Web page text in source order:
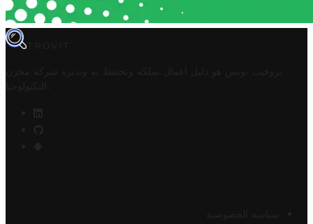
TROVIT
تروفيت تونس هو دليل أعمال تملكه وتحتفظ به وتديره
شركة مخزن
التكنولوجيا
سياسة الخصوصية